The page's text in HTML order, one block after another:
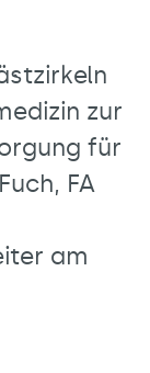
zur
für
FA
am